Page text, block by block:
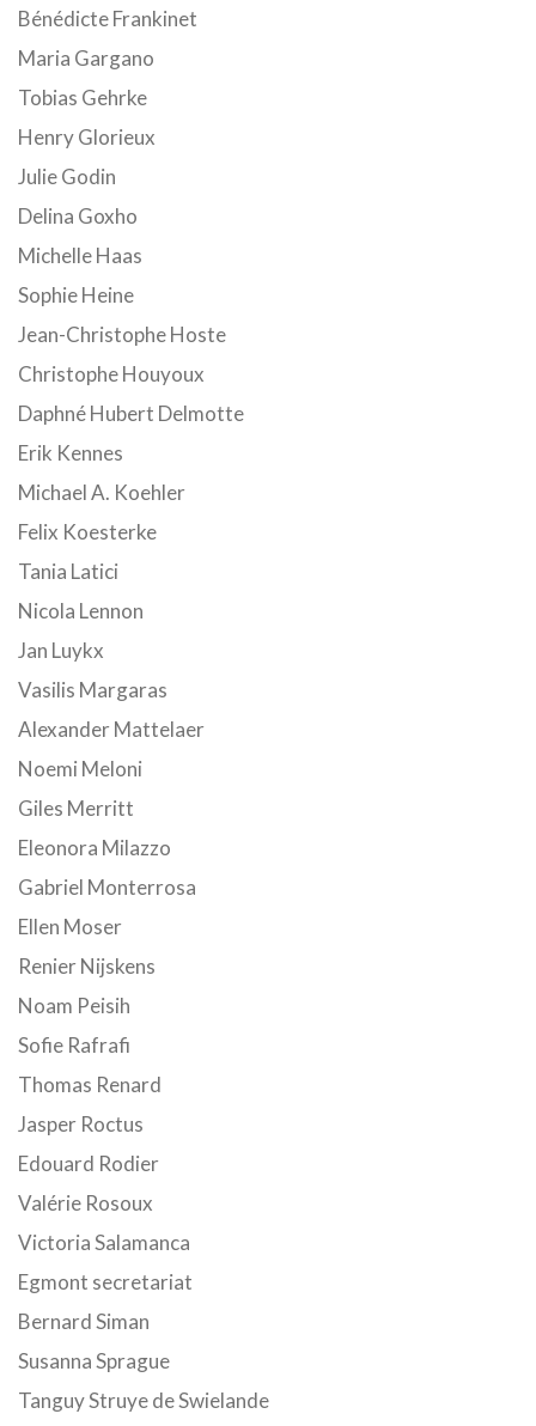
Bénédicte Frankinet
Maria Gargano
Tobias Gehrke
Henry Glorieux
Julie Godin
Delina Goxho
Michelle Haas
Sophie Heine
Jean-Christophe Hoste
Christophe Houyoux
Daphné Hubert Delmotte
Erik Kennes
Michael A. Koehler
Felix Koesterke
Tania Latici
Nicola Lennon
Jan Luykx
Vasilis Margaras
Alexander Mattelaer
Noemi Meloni
Giles Merritt
Eleonora Milazzo
Gabriel Monterrosa
Ellen Moser
Renier Nijskens
Noam Peisih
Sofie Rafrafi
Thomas Renard
Jasper Roctus
Edouard Rodier
Valérie Rosoux
Victoria Salamanca
Egmont secretariat
Bernard Siman
Susanna Sprague
Tanguy Struye de Swielande